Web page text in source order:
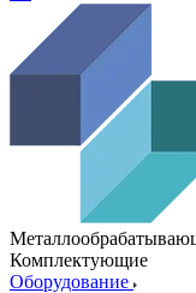
Комплектующие
Оборудование